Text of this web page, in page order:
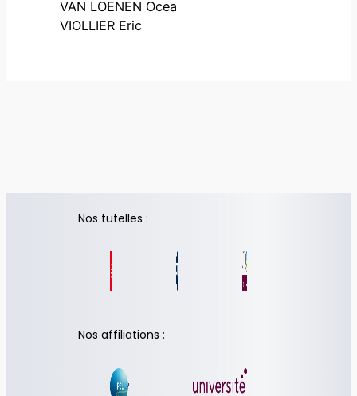
VAN LOENEN Ocea
VIOLLIER Eric
Nos tutelles :
Nos affiliations :